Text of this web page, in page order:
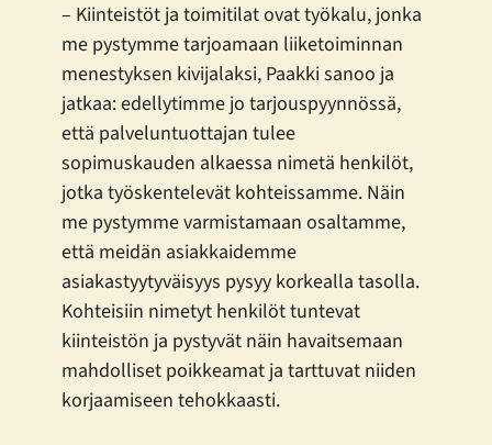
– Kiinteistöt ja toimitilat ovat työkalu, jonka
me pystymme tarjoamaan liiketoiminnan
menestyksen kivijalaksi, Paakki sanoo ja
jatkaa: edellytimme jo tarjouspyynnössä,
että palveluntuottajan tulee
sopimuskauden alkaessa nimetä henkilöt,
jotka työskentelevät kohteissamme. Näin
me pystymme varmistamaan osaltamme,
että meidän asiakkaidemme
asiakastyytyväisyys pysyy korkealla tasolla.
Kohteisiin nimetyt henkilöt tuntevat
kiinteistön ja pystyvät näin havaitsemaan
mahdolliset poikkeamat ja tarttuvat niiden
korjaamiseen tehokkaasti.